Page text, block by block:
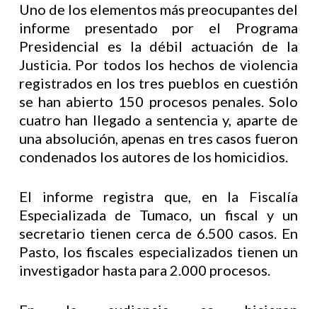
Uno de los elementos más preocupantes del
informe presentado por el Programa
Presidencial es la débil actuación de la
Justicia. Por todos los hechos de violencia
registrados en los tres pueblos en cuestión
se han abierto 150 procesos penales. Solo
cuatro han llegado a sentencia y, aparte de
una absolución, apenas en tres casos fueron
condenados los autores de los homicidios.
El informe registra que, en la Fiscalía
Especializada de Tumaco, un fiscal y un
secretario tienen cerca de 6.500 casos. En
Pasto, los fiscales especializados tienen un
investigador hasta para 2.000 procesos.